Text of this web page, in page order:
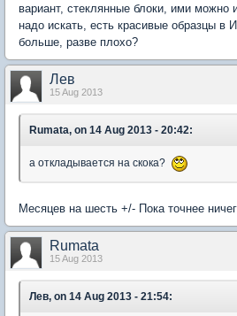
вариант, стеклянные блоки, ими можно
надо искать, есть красивые образцы в
больше, разве плохо?
Лев
15 Aug 2013
Rumata, on 14 Aug 2013 - 20:42:
а откладывается на скока?
Месяцев на шесть +/- Пока точнее
Rumata
15 Aug 2013
Лев, on 14 Aug 2013 - 21:54: